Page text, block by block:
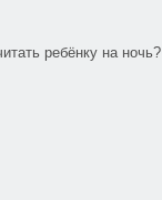
ребёнку на ночь?